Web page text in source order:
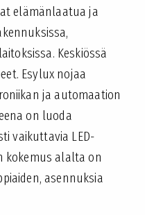
elämänlaatua ja
Keskiössä
Esylux nojaa
ja automaation
on luoda
vaikuttavia LED-
kokemus alalta on
asennuksia